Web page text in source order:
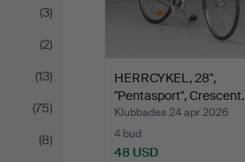
(3)
(2)
(13)
(75)
(8)
HERRCYKEL, 28",
"Pentasport", Crescent.
Klubbades 24 apr 2026
4 bud
48 USD